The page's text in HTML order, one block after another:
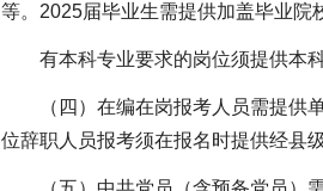
等。2025届毕业生需提供加盖毕业院
有本科专业要求的岗位须提供本
（四）在编在岗报考人员需提
位辞职人员报考须在报名时提供经县